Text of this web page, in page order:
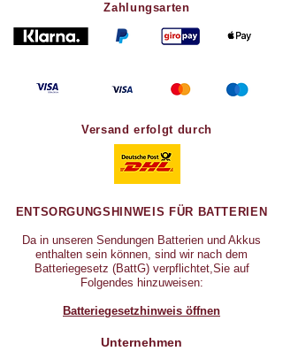
Zahlungsarten
Versand erfolgt durch
ENTSORGUNGSHINWEIS FÜR BATTERIEN
Da in unseren Sendungen Batterien und Akkus
enthalten sein können, sind wir nach dem
Batteriegesetz (BattG) verpflichtet,Sie auf
Folgendes hinzuweisen:
Batteriegesetzhinweis öffnen
Unternehmen